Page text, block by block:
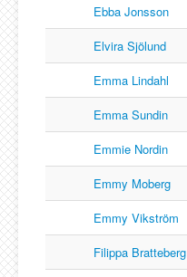
Ebba Jonsson
Elvira Sjölund
Emma Lindahl
Emma Sundin
Emmie Nordin
Emmy Moberg
Emmy Vikström
Filippa Bratteberg